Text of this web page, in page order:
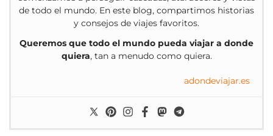
de todo el mundo. En este blog, compartimos historias
y consejos de viajes favoritos.
Queremos que todo el mundo pueda viajar a donde
quiera, tan a menudo como quiera.
adondeviajar.es